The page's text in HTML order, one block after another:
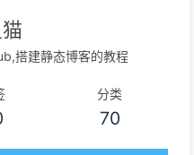
搭建静态博客的教程
分类
70